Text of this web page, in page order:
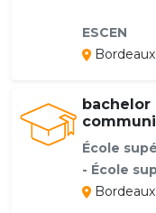
ESCEN
Bordeaux
École
- École
Bordeaux